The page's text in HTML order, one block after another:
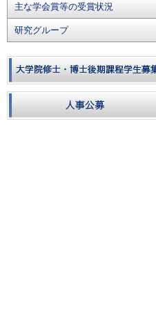
主な学会賞等の受賞状況
研究グループ